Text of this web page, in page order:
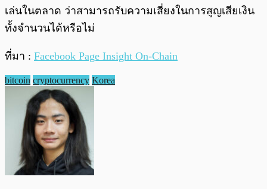
เล่นในตลาด ว่าสามารถรับความเสี่ยงในการสูญเสียเงิน
ทั้งจำนวนได้หรือไม่
ที่มา : Facebook Page Insight On-Chain
bitcoin cryptocurrency Korea